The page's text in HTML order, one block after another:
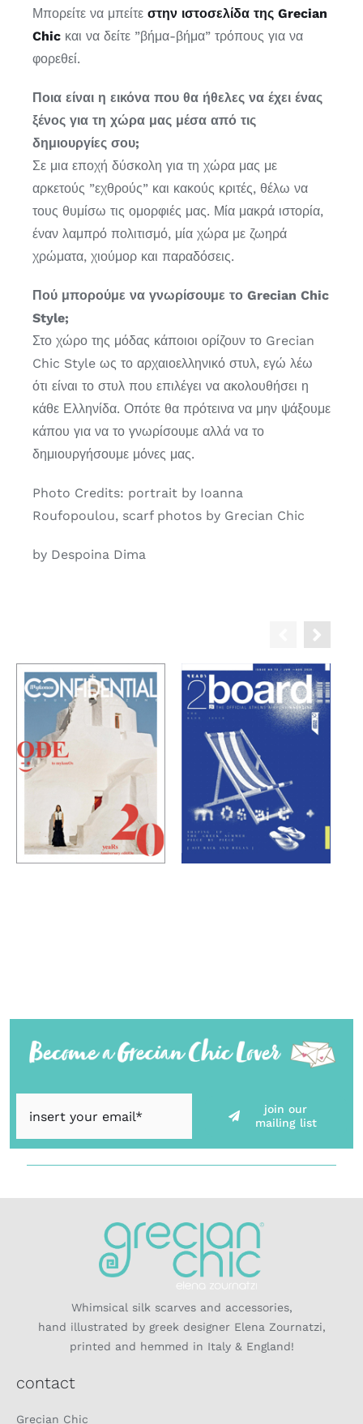
Μπορείτε να μπείτε στην ιστοσελίδα της Grecian
Chicκαι να δείτε ”βήμα-βήμα” τρόπους για να
φορεθεί.
Ποια είναι η εικόνα που θα ήθελες να έχει ένας
ξένος για τη χώρα μας μέσα από τις
δημιουργίες σου;
Σε μια εποχή δύσκολη για τη χώρα μας με
αρκετούς ”εχθρούς” και κακούς κριτές, θέλω να
τους θυμίσω τις ομορφιές μας. Μία μακρά ιστορία,
έναν λαμπρό πολιτισμό, μία χώρα με ζωηρά
χρώματα, χιούμορ και παραδόσεις.
Πού μπορούμε να γνωρίσουμε το Grecian Chic
Style;
Στο χώρο της μόδας κάποιοι ορίζουν το Grecian
Chic Style ως το αρχαιοελληνικό στυλ, εγώ λέω
ότι είναι το στυλ που επιλέγει να ακολουθήσει η
κάθε Ελληνίδα. Οπότε θα πρότεινα να μην ψάξουμε
κάπου για να το γνωρίσουμε αλλά να το
δημιουργήσουμε μόνες μας.
Photo Credits: portrait by Ioanna
Roufopoulou, scarf photos by Grecian Chic
by Despoina Dima
join our
mailing list
Whimsical silk scarves and accessories,
hand illustrated by greek designer Elena Zournatzi,
printed and hemmed in Italy & England!
contact
Grecian Chic